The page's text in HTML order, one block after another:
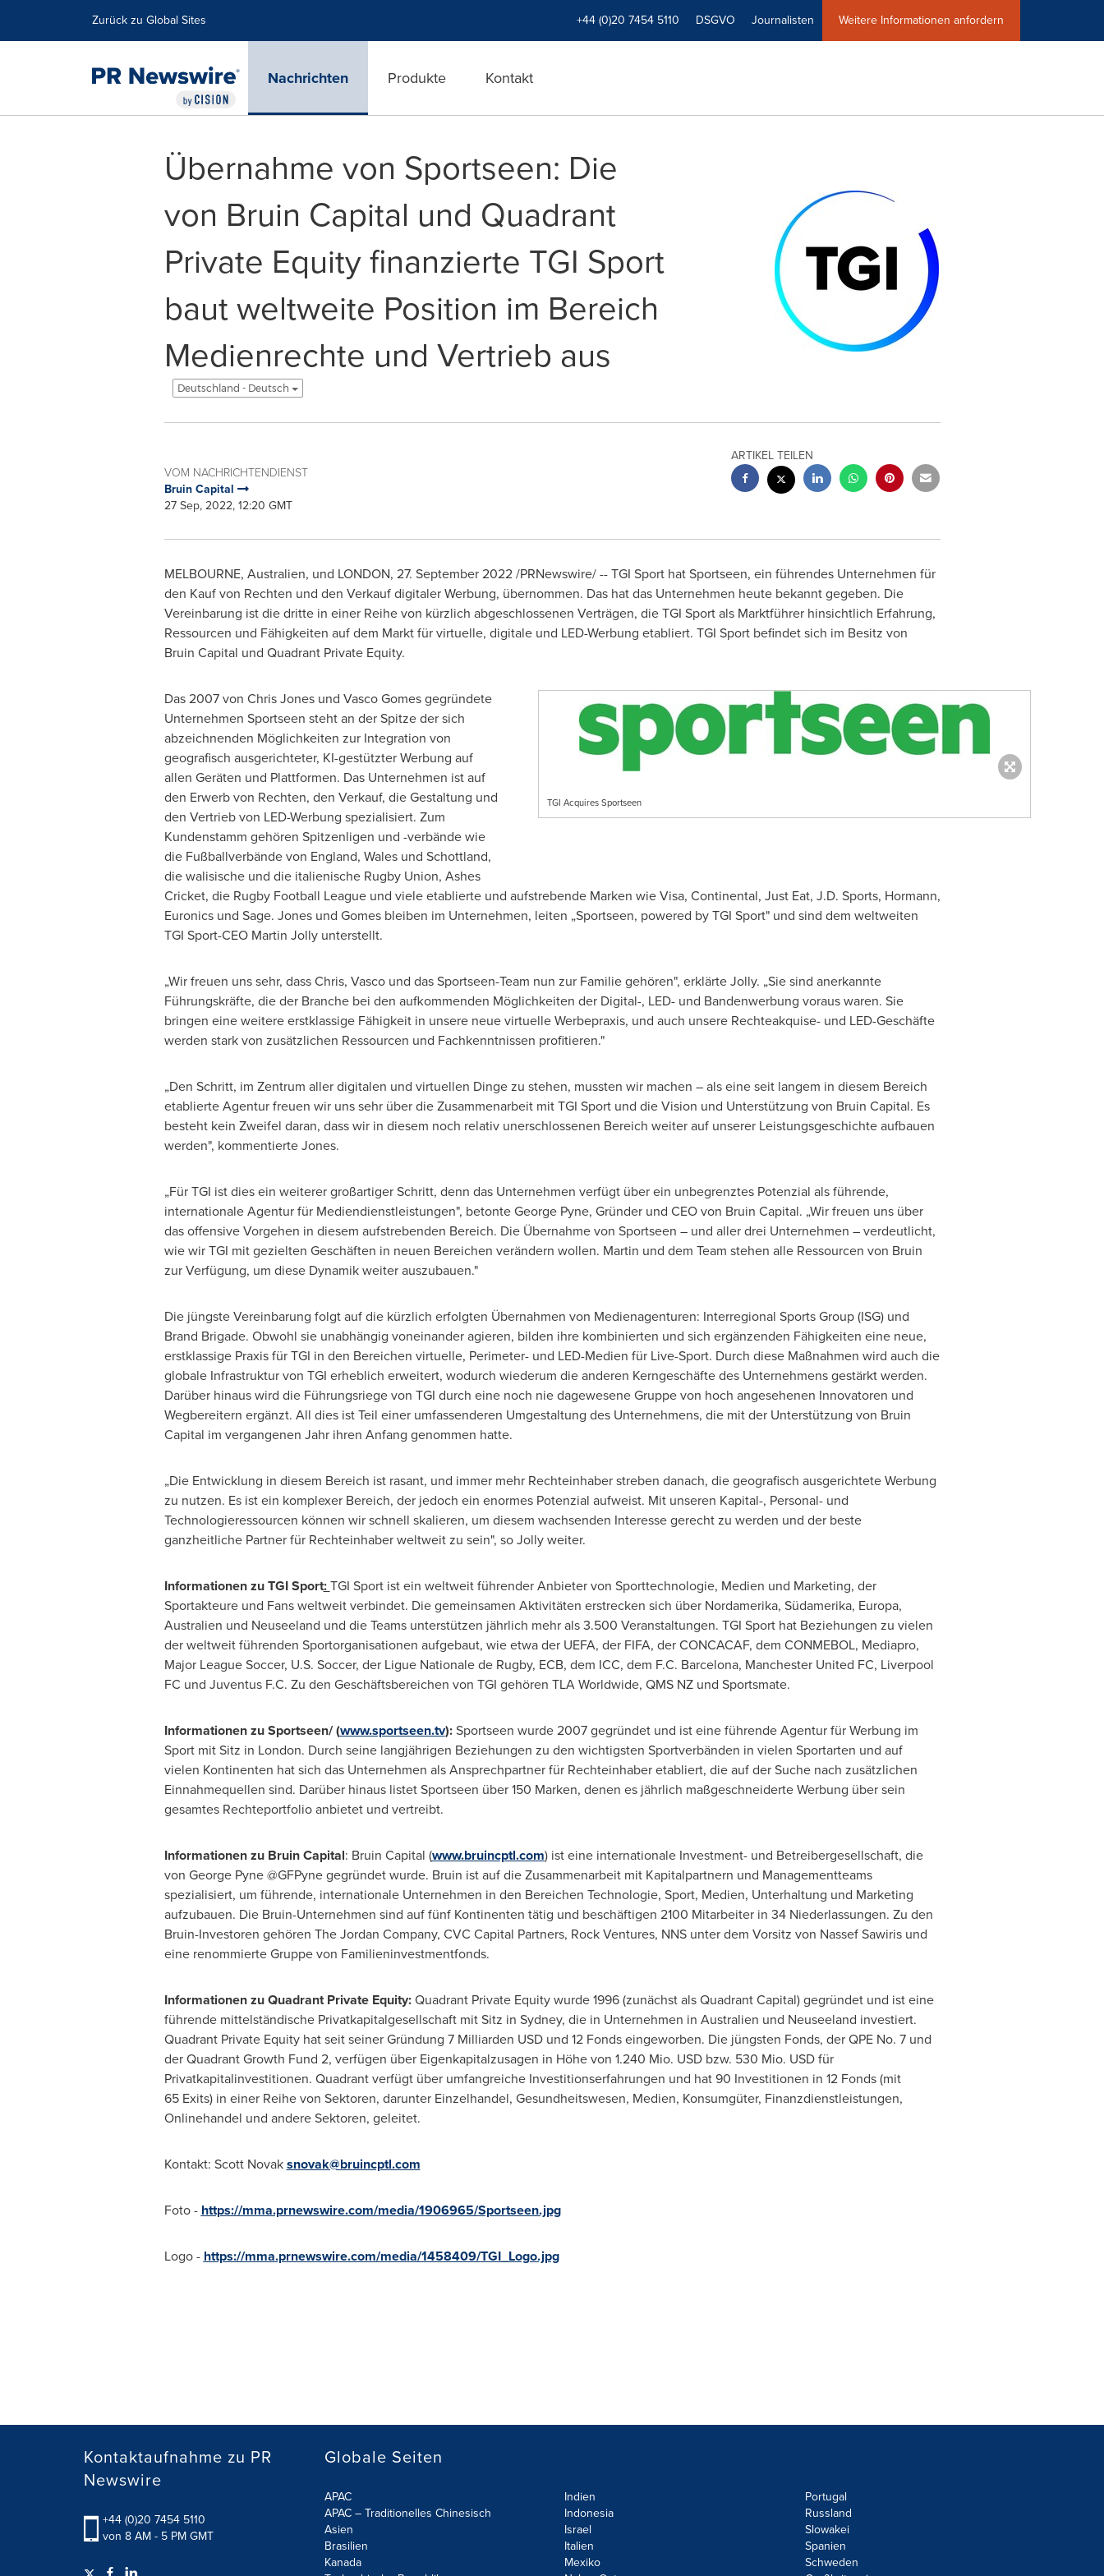
Zurück zu Global Sites +44 (0)20 7454 5110 DSGVO Journalisten Weitere Informationen anfordern
Nachrichten Produkte Kontakt
Übernahme von Sportseen: Die
von Bruin Capital und Quadrant
Private Equity finanzierte TGI Sport
baut weltweite Position im Bereich
Medienrechte und Vertrieb aus
Deutschland - Deutsch
VOM NACHRICHTENDIENST
Bruin Capital
27 Sep, 2022, 12:20 GMT
ARTIKEL TEILEN
MELBOURNE, Australien, und LONDON, 27. September 2022/PRNewswire/ -- TGI Sport hat Sportseen, ein führendes Unternehmen für
den Kauf von Rechten und den Verkauf digitaler Werbung, übernommen. Das hat das Unternehmen heute bekannt gegeben. Die
Vereinbarung ist die dritte in einer Reihe von kürzlich abgeschlossenen Verträgen, die TGI Sport als Marktführer hinsichtlich Erfahrung,
Ressourcen und Fähigkeiten auf dem Markt für virtuelle, digitale und LED-Werbung etabliert. TGI Sport befindet sich im Besitz von
Bruin Capital und Quadrant Private Equity.
TGI Acquires Sportseen
Das 2007 von Chris Jonesund Vasco Gomesgegründete
Unternehmen Sportseen steht an der Spitze der sich
abzeichnenden Möglichkeiten zur Integration von
geografisch ausgerichteter, KI-gestützter Werbung auf
allen Geräten und Plattformen. Das Unternehmen ist auf
den Erwerb von Rechten, den Verkauf, die Gestaltung und
den Vertrieb von LED-Werbung spezialisiert. Zum
Kundenstamm gehören Spitzenligen und -verbände wie
die Fußballverbände von England, Wales und Schottland,
die walisische und die italienische Rugby Union, Ashes
Cricket, die Rugby Football League und viele etablierte und aufstrebende Marken wie Visa, Continental, Just Eat, J.D. Sports, Hormann,
Euronics und Sage. Jones und Gomes bleiben im Unternehmen, leiten „Sportseen, powered by TGI Sport" und sind dem weltweiten
TGI Sport-CEO Martin Jollyunterstellt.
„Wir freuen uns sehr, dass Chris, Vasco und das Sportseen-Team nun zur Familie gehören", erklärte Jolly. „Sie sind anerkannte
Führungskräfte, die der Branche bei den aufkommenden Möglichkeiten der Digital-, LED- und Bandenwerbung voraus waren. Sie
bringen eine weitere erstklassige Fähigkeit in unsere neue virtuelle Werbepraxis, und auch unsere Rechteakquise- und LED-Geschäfte
werden stark von zusätzlichen Ressourcen und Fachkenntnissen profitieren."
„Den Schritt, im Zentrum aller digitalen und virtuellen Dinge zu stehen, mussten wir machen – als eine seit langem in diesem Bereich
etablierte Agentur freuen wir uns sehr über die Zusammenarbeit mit TGI Sport und die Vision und Unterstützung von Bruin Capital. Es
besteht kein Zweifel daran, dass wir in diesem noch relativ unerschlossenen Bereich weiter auf unserer Leistungsgeschichte aufbauen
werden", kommentierte Jones.
„Für TGI ist dies ein weiterer großartiger Schritt, denn das Unternehmen verfügt über ein unbegrenztes Potenzial als führende,
internationale Agentur für Mediendienstleistungen", betonteGeorge Pyne, Gründer und CEO von Bruin Capital. „Wir freuen uns über
das offensive Vorgehen in diesem aufstrebenden Bereich. Die Übernahme von Sportseen – und aller drei Unternehmen – verdeutlicht,
wie wir TGI mit gezielten Geschäften in neuen Bereichen verändern wollen. Martin und dem Team stehen alle Ressourcen von Bruin
zur Verfügung, um diese Dynamik weiter auszubauen."
Die jüngste Vereinbarung folgt auf die kürzlich erfolgten Übernahmen von Medienagenturen: Interregional Sports Group (ISG) und
Brand Brigade. Obwohl sie unabhängig voneinander agieren, bilden ihre kombinierten und sich ergänzenden Fähigkeiten eine neue,
erstklassige Praxis für TGI in den Bereichen virtuelle, Perimeter- und LED-Medien für Live-Sport. Durch diese Maßnahmen wird auch die
globale Infrastruktur von TGI erheblich erweitert, wodurch wiederum die anderen Kerngeschäfte des Unternehmens gestärkt werden.
Darüber hinaus wird die Führungsriege von TGI durch eine noch nie dagewesene Gruppe von hoch angesehenen Innovatoren und
Wegbereitern ergänzt. All dies ist Teil einer umfassenderen Umgestaltung des Unternehmens, die mit der Unterstützung von Bruin
Capital im vergangenen Jahr ihren Anfang genommen hatte.
„Die Entwicklung in diesem Bereich ist rasant, und immer mehr Rechteinhaber streben danach, die geografisch ausgerichtete Werbung
zu nutzen. Es ist ein komplexer Bereich, der jedoch ein enormes Potenzial aufweist. Mit unseren Kapital-, Personal- und
Technologieressourcen können wir schnell skalieren, um diesem wachsenden Interesse gerecht zu werden und der beste
ganzheitliche Partner für Rechteinhaber weltweit zu sein", so Jolly weiter.
Informationen zu TGI Sport:TGI Sport ist ein weltweit führender Anbieter von Sporttechnologie, Medien und Marketing, der
Sportakteureund Fans weltweit verbindet. Die gemeinsamen Aktivitäten erstrecken sich über Nordamerika, Südamerika, Europa,
Australien und Neuseeland und die Teams unterstützen jährlich mehr als 3.500 Veranstaltungen. TGI Sport hat Beziehungen zu vielen
der weltweit führenden Sportorganisationen aufgebaut, wie etwa der UEFA, der FIFA, der CONCACAF, dem CONMEBOL, Mediapro,
Major League Soccer, U.S. Soccer, der Ligue Nationale de Rugby, ECB, dem ICC, dem F.C. Barcelona, Manchester United FC, Liverpool
FC und Juventus F.C. Zu den Geschäftsbereichen von TGI gehören TLA Worldwide, QMS NZ und Sportsmate.
Informationen zu Sportseen/ (www.sportseen.tv):Sportseen wurde 2007 gegründet und ist eine führende Agentur für Werbung im
Sport mit Sitz in London. Durch seine langjährigen Beziehungen zu den wichtigsten Sportverbänden in vielen Sportarten und auf
vielen Kontinenten hat sich das Unternehmen als Ansprechpartner für Rechteinhaber etabliert, die auf der Suche nach zusätzlichen
Einnahmequellen sind. Darüber hinaus listet Sportseen über 150 Marken, denen es jährlich maßgeschneiderte Werbung über sein
gesamtes Rechteportfolio anbietet und vertreibt.
Informationen zu Bruin Capital: Bruin Capital (www.bruincptl.com) ist eine internationale Investment- und Betreibergesellschaft, die
von George Pyne@GFPyne gegründet wurde. Bruin ist auf die Zusammenarbeit mit Kapitalpartnern und Managementteams
spezialisiert, um führende, internationale Unternehmen in den Bereichen Technologie, Sport, Medien, Unterhaltung und Marketing
aufzubauen. Die Bruin-Unternehmen sind auf fünf Kontinenten tätig und beschäftigen 2100 Mitarbeiter in 34 Niederlassungen. Zu den
Bruin-Investoren gehören The Jordan Company, CVC Capital Partners, Rock Ventures, NNS unter dem Vorsitz von Nassef Sawirisund
eine renommierte Gruppe von Familieninvestmentfonds.
Informationen zu Quadrant Private Equity:Quadrant Private Equity wurde 1996 (zunächst als Quadrant Capital) gegründet und ist eine
führende mittelständische Privatkapitalgesellschaft mit Sitz in Sydney, die in Unternehmen in Australien und Neuseeland investiert.
Quadrant Private Equity hat seit seiner Gründung 7 Milliarden USD und 12 Fonds eingeworben. Die jüngsten Fonds, der QPE No. 7 und
der Quadrant Growth Fund 2, verfügen über Eigenkapitalzusagen in Höhe von 1.240 Mio. USD bzw. 530 Mio. USD für
Privatkapitalinvestitionen. Quadrant verfügt über umfangreiche Investitionserfahrungen und hat 90 Investitionen in 12 Fonds (mit
65 Exits) in einer Reihe von Sektoren, darunter Einzelhandel, Gesundheitswesen, Medien, Konsumgüter, Finanzdienstleistungen,
Onlinehandel und andere Sektoren, geleitet.
Kontakt: Scott Novaksnovak@bruincptl.com
Foto - https://mma.prnewswire.com/media/1906965/Sportseen.jpg
Logo - https://mma.prnewswire.com/media/1458409/TGI_Logo.jpg
Kontaktaufnahme zu PR
Newswire
+44 (0)20 7454 5110
von 8 AM - 5 PM GMT
Globale Seiten
APAC
APAC – Traditionelles Chinesisch
Asien
Brasilien
Kanada
Indien
Indonesia
Israel
Italien
Mexiko
Portugal
Russland
Slowakei
Spanien
Schweden